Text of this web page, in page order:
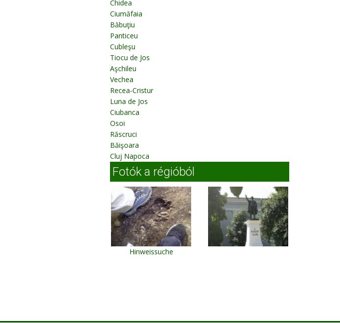
Chidea
Ciumăfaia
Băbuţiu
Panticeu
Cubleşu
Tiocu de Jos
Aşchileu
Vechea
Recea-Cristur
Luna de Jos
Ciubanca
Osoi
Răscruci
Băişoara
Cluj Napoca
Fotók a régióból
Hinweissuche